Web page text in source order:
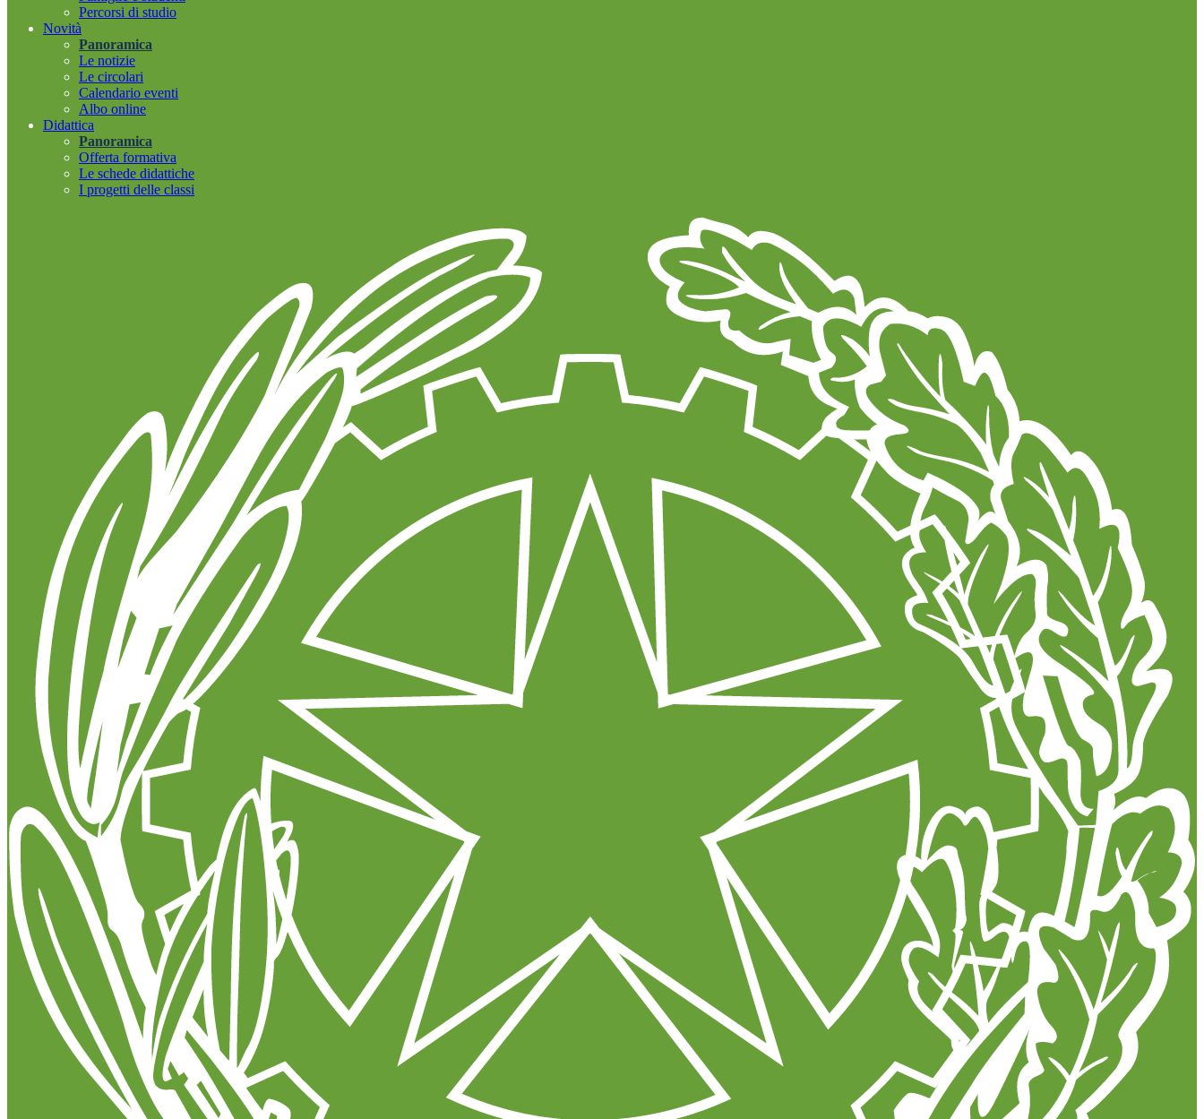
Percorsi di studio
Novità
Panoramica
Le notizie
Le circolari
Calendario eventi
Albo online
Didattica
Panoramica
Offerta formativa
Le schede didattiche
I progetti delle classi